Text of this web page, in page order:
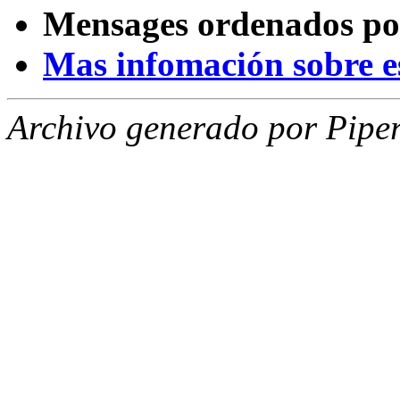
Mensages ordenados
Mas infomación sobre
Archivo generado por